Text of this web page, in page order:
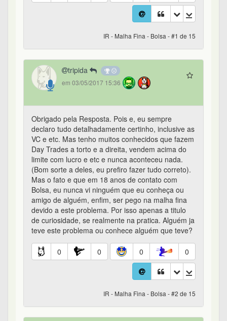
IR - Malha Fina - Bolsa - #1 de 15
tripida
em 03/05/2017 15:36
Obrigado pela Resposta. Pois e, eu sempre
declaro tudo detalhadamente certinho, inclusive as
VC e etc. Mas tenho muitos conhecidos que fazem
Day Trades a torto e a direita, vendem acima do
limite com lucro e etc e nunca aconteceu nada.
(Bom sorte a deles, eu prefiro fazer tudo correto).
Mas o fato e que em 18 anos de contato com
Bolsa, eu nunca vi ninguém que eu conheça ou
amigo de alguém, enfim, ser pego na malha fina
devido a este problema. Por isso apenas a titulo
de curiosidade, se realmente na pratica. Alguém ja
teve este problema ou conhece alguém que teve?
0 0 0 0
IR - Malha Fina - Bolsa - #2 de 15